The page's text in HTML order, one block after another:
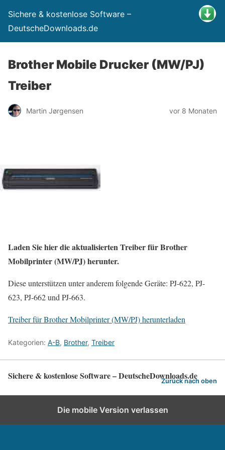
Sichere & kostenlose Software –
DeutscheDownloads.de
Brother Mobile Drucker (MW/PJ)
Treiber
Martin Jørgensen vor 8 Monaten
Laden Sie hier die aktualisierten Treiber für Brother
Mobilprinter (MW/PJ) herunter.
Diese unterstützen unter anderem folgende Geräte: PJ-622, PJ-
623, PJ-662 und PJ-663.
Treiber für Brother Mobilprinter (MW/PJ) herunterladen
Kategorien: A-B, Brother, Treiber
Sichere & kostenlose Software – DeutscheDownloads.de
Zurück nach oben
Die mobile Version verlassen